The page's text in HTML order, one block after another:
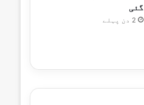
گئی
2 دن پہلے